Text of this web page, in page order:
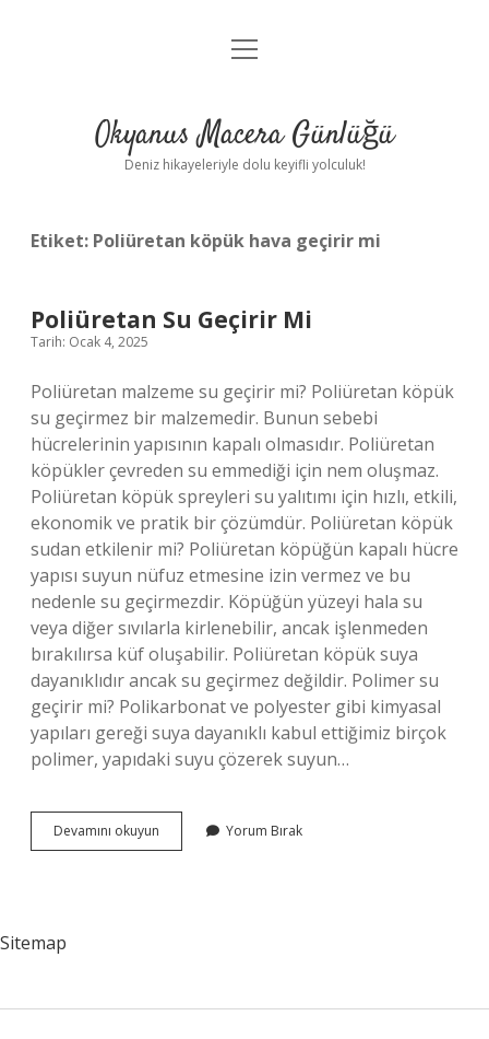
Anasayfa
Yasal Uyarı
menüyü
Okyanus Macera Günlüğü
Deniz hikayeleriyle dolu keyifli yolculuk!
Etiket: Poliüretan köpük hava geçirir mi
Poliüretan Su Geçirir Mi
Tarih: Ocak 4, 2025
Poliüretan malzeme su geçirir mi? Poliüretan köpük
su geçirmez bir malzemedir. Bunun sebebi
hücrelerinin yapısının kapalı olmasıdır. Poliüretan
köpükler çevreden su emmediği için nem oluşmaz.
Poliüretan köpük spreyleri su yalıtımı için hızlı, etkili,
ekonomik ve pratik bir çözümdür. Poliüretan köpük
sudan etkilenir mi? Poliüretan köpüğün kapalı hücre
yapısı suyun nüfuz etmesine izin vermez ve bu
nedenle su geçirmezdir. Köpüğün yüzeyi hala su
veya diğer sıvılarla kirlenebilir, ancak işlenmeden
bırakılırsa küf oluşabilir. Poliüretan köpük suya
dayanıklıdır ancak su geçirmez değildir. Polimer su
geçirir mi? Polikarbonat ve polyester gibi kimyasal
yapıları gereği suya dayanıklı kabul ettiğimiz birçok
polimer, yapıdaki suyu çözerek suyun…
Devamını okuyun Poliüretan
Su
Yorum Bırak
Sitemap